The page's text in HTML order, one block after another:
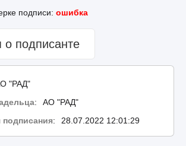
подписи: ошибка
о подписанте
"РАД"
:
АО "РАД"
: 28.07.2022 12:01:29